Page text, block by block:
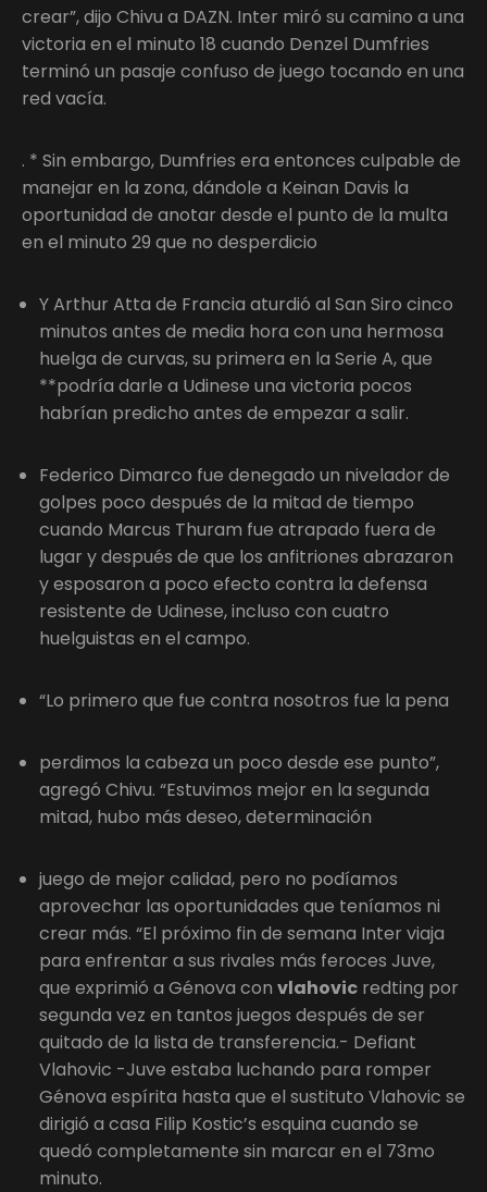
crear”, dijo Chivu a DAZN. Inter miró su camino a una
victoria en el minuto 18 cuando Denzel Dumfries
terminó un pasaje confuso de juego tocando en una
red vacía.
. * Sin embargo, Dumfries era entonces culpable de
manejar en la zona, dándole a Keinan Davis la
oportunidad de anotar desde el punto de la multa
en el minuto 29 que no desperdicio
Y Arthur Atta de Francia aturdió al San Siro cinco
minutos antes de media hora con una hermosa
huelga de curvas, su primera en la Serie A, que
**podría darle a Udinese una victoria pocos
habrían predicho antes de empezar a salir.
Federico Dimarco fue denegado un nivelador de
golpes poco después de la mitad de tiempo
cuando Marcus Thuram fue atrapado fuera de
lugar y después de que los anfitriones abrazaron
y esposaron a poco efecto contra la defensa
resistente de Udinese, incluso con cuatro
huelguistas en el campo.
“Lo primero que fue contra nosotros fue la pena
perdimos la cabeza un poco desde ese punto”,
agregó Chivu. “Estuvimos mejor en la segunda
mitad, hubo más deseo, determinación
juego de mejor calidad, pero no podíamos
aprovechar las oportunidades que teníamos ni
crear más. “El próximo fin de semana Inter viaja
para enfrentar a sus rivales más feroces Juve,
que exprimió a Génova con vlahovic redting por
segunda vez en tantos juegos después de ser
quitado de la lista de transferencia.- Defiant
Vlahovic -Juve estaba luchando para romper
Génova espírita hasta que el sustituto Vlahovic se
dirigió a casa Filip Kostic’s esquina cuando se
quedó completamente sin marcar en el 73mo
minuto.